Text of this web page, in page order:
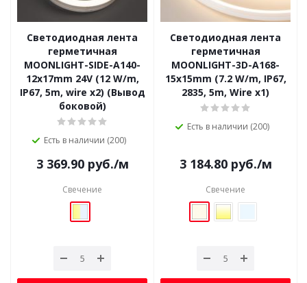
Светодиодная лента
герметичная
MOONLIGHT-SIDE-A140-
12x17mm 24V (12 W/m,
IP67, 5m, wire x2) (Вывод
боковой)
Есть в наличии (200)
3 369.90руб./м
Свечение
Светодиодная лента
герметичная
MOONLIGHT-3D-A168-
15x15mm (7.2 W/m, IP67,
2835, 5m, Wire x1)
Есть в наличии (200)
3 184.80руб./м
Свечение